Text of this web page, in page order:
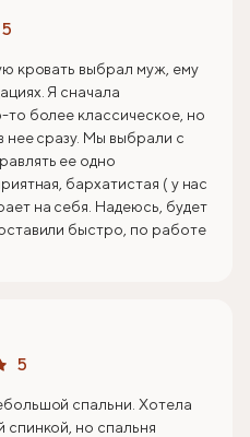
5
кровать выбрал муж, ему
Я сначала
то более классическое, но
нее сразу. Мы выбрали с
ее одно
бархатистая ( у нас
на себя. Надеюсь, будет
быстро, по работе
5
спальни. Хотела
спинкой, но спальня